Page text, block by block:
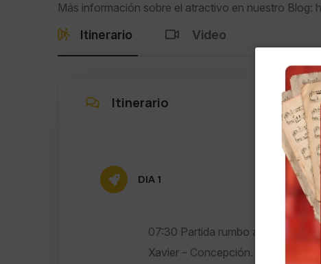
Más información sobre el atractivo en nuestro
Itinerario Video
Itinerario
DIA 1
07:30 Partida rumbo a las
Xavier – Concepción.